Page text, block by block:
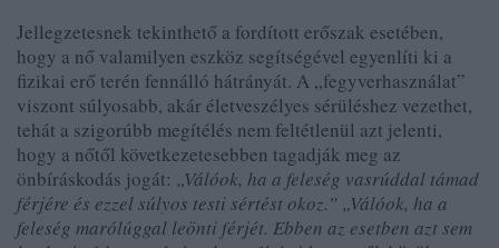
Jellegzetesnek tekinthető a fordított erőszak esetében,
hogy a nő valamilyen eszköz segítségével egyenlíti ki a
fizikai erő terén fennálló hátrányát. A „fegyverhasználat”
viszont súlyosabb, akár életveszélyes sérüléshez vezethet,
tehát a szigorúbb megítélés nem feltétlenül azt jelenti,
hogy a nőtől következetesebben tagadják meg az
önbíráskodás jogát: „Válóok, ha a feleség vasrúddal támad
férjére és ezzel súlyos testi sértést okoz.” „Válóok, ha a
feleség marólúggal leönti férjét. Ebben az esetben azt sem